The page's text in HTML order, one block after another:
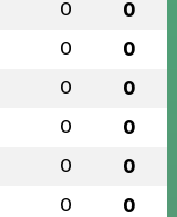
0 0
0 0
0 0
0 0
0 0
0 0